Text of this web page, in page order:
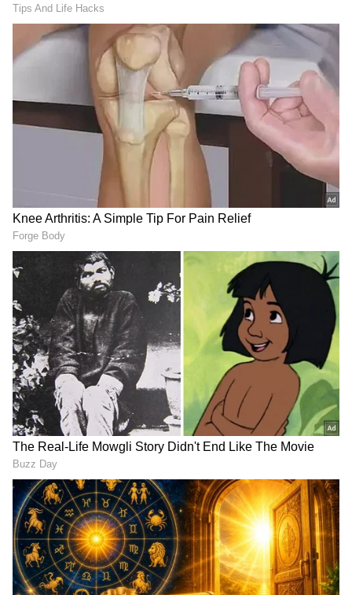
Image Credit : Instagram
ವೀಕ್ಷಕರು ಖುಷ್‌
ನಿಧಿ ಮತ್ತು ಕರ್ಣ ಒಂದಾಗಲಿ ಎಂದು ಕನಸು ಕಾಣುತ್ತಿದ್ದ
ವೀಕ್ಷಕರಿಗೆ ಇದು ಸಿಕ್ಕಾಪಟ್ಟೆ ಖುಷಿ ಕೊಟ್ಟಿದ್ದು, ಇದೀಗ ಇಬ್ಬರೂ
ಸೇರಿ ರಮೇಶನ ಸೊಕ್ಕನ್ನು ಮುರಿಯಬೇಕಿದೆ ಎಂದು
ಹೇಳುತ್ತಿದ್ದಾರೆ. ಒಟ್ಟಿನಲ್ಲಿ ಸೀರಿಯಲ್‌ ಜನರ ಮೆಚ್ಚುಗೆ
ಗಳಿಸುತ್ತಲೇ ಸಾಗಿದೆ. ಕರ್ಣ ಮತ್ತು ನಿಧಿಯ ರೊಮಾನ್ಸ್‌
ಎಲ್ಲರಿಗೂ ಮೆಚ್ಚುಗೆ ಆಗುತ್ತಿದೆ.
Related Articles